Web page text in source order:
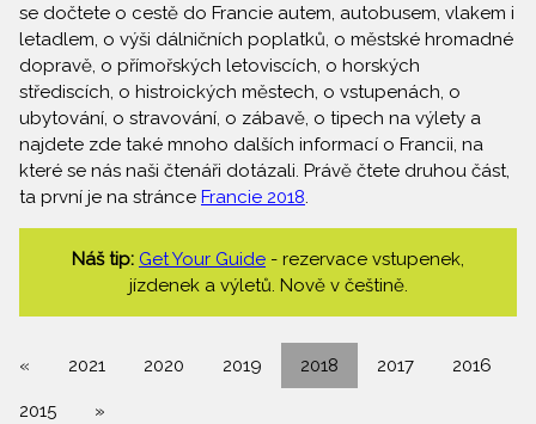
se dočtete o cestě do Francie autem, autobusem, vlakem i
letadlem, o výši dálničních poplatků, o městské hromadné
dopravě, o přímořských letoviscích, o horských
střediscích, o histroických městech, o vstupenách, o
ubytování, o stravování, o zábavě, o tipech na výlety a
najdete zde také mnoho dalších informací o Francii, na
které se nás naši čtenáři dotázali. Právě čtete druhou část,
ta první je na stránce Francie 2018.
Náš tip: Get Your Guide - rezervace vstupenek,
jízdenek a výletů. Nově v češtině.
« 2021 2020 2019 2018 2017 2016
2015 »